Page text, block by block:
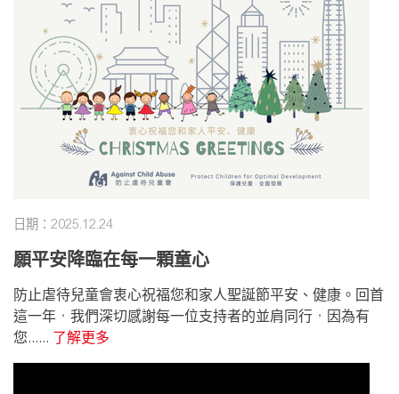
日期：2025.12.24
願平安降臨在每一顆童心
防止虐待兒童會衷心祝福您和家人聖誕節平安、健康。回首
這一年，我們深切感謝每一位支持者的並肩同行，因為有
您...... 了解更多